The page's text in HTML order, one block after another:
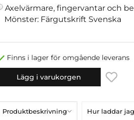
Axelvärmare, fingervantar och
Mönster: Färgutskrift Svenska
Finns i lager för omgående leverans
Lägg i varukorgen
Produktbeskrivning Hur laddar